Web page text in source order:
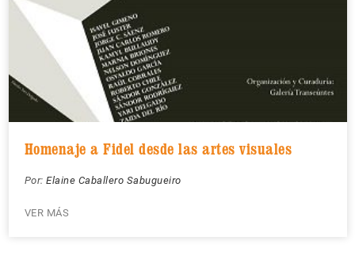
Homenaje a Fidel desde las artes visuales
Por: Elaine Caballero Sabugueiro
VER MÁS